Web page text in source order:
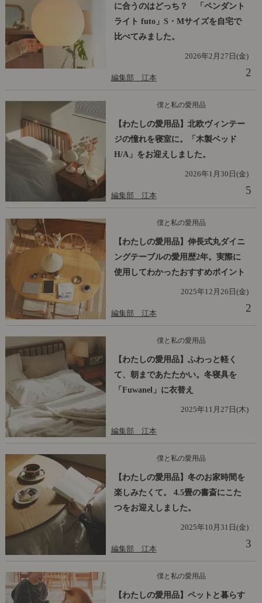
に合うのはどっち？ 「ペンダント
ライト futo」S・Mサイズを自宅で
比べてみました。
2026年2月27日(金)
編集部 江本 2
僕と私の愛用品
【わたしの愛用品】北欧ヴィンテー
ジの憧れを寝室に。「木製ベッド
H/A」をお迎えしました。
2026年1月30日(金)
編集部 江本 5
僕と私の愛用品
【わたしの愛用品】伸長式丸ダイニ
ングテーブルの愛用歴2年。実際に
使用してわかったおすすめポイント
2025年12月26日(金)
編集部 江本 2
僕と私の愛用品
【わたしの愛用品】ふわっと軽く
て、朝まであたたかい。冬寝具を
「Fuwanel」に衣替え
2025年11月27日(木)
編集部 江本
僕と私の愛用品
【わたしの愛用品】冬のお家時間を
楽しみたくて。 4.5畳の書斎にこた
つをお迎えしました。
2025年10月31日(金)
編集部 江本 3
僕と私の愛用品
【わたしの愛用品】ペットと暮らす